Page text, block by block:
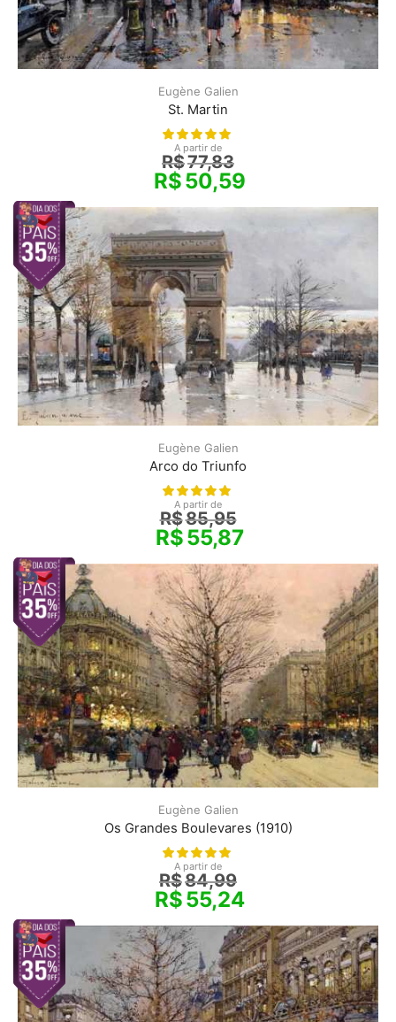
Eugène Galien
St. Martin
A partir de
R$77,83
R$50,59
Eugène Galien
Arco do Triunfo
A partir de
R$85,95
R$55,87
Eugène Galien
Os Grandes Boulevares (1910)
A partir de
R$84,99
R$55,24